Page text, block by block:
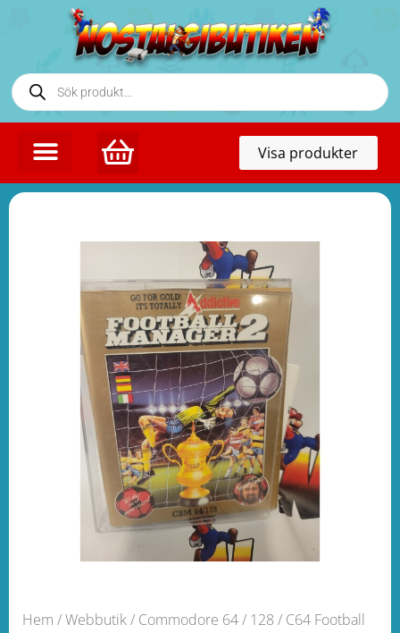
Visa produkter
Hem /Webbutik/ Commodore 64 / 128 / C64 Football